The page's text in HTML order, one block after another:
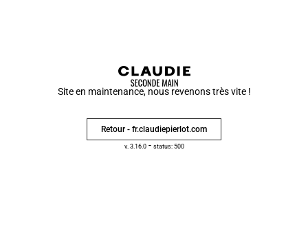
Site en maintenance, nous revenons très vite !
Retour - fr.claudiepierlot.com
v. 3.16.0- status: 500